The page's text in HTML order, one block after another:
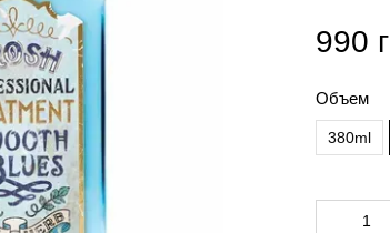
990
Объем
380ml